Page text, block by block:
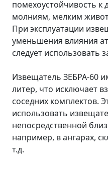
помехоустойчивость к
молниям, мелким
При эксплуатации
уменьшения влияния
следует использовать
Извещатель ЗЕБРА-60
литер, что исключает
соседних комплектов.
использовать
непосредственной
например, в ангарах,
т.д.